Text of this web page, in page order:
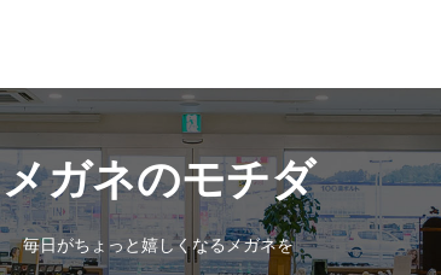
メガネのモチダ
毎日がちょっと嬉しくなるメガネを